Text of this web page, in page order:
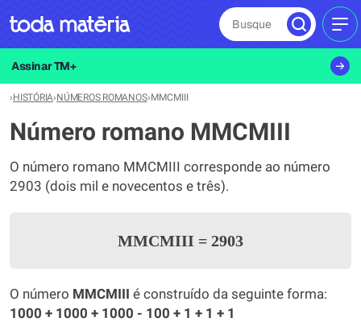
Busque
Assinar TM+
›HISTÓRIA›NÚMEROS ROMANOS›MMCMIII
Número romano MMCMIII
O número romano MMCMIII corresponde ao número
2903 (dois mil e novecentos e três).
MMCMIII = 2903
O número MMCMIII é construído da seguinte forma:
1000 + 1000 + 1000 - 100 + 1 + 1 + 1